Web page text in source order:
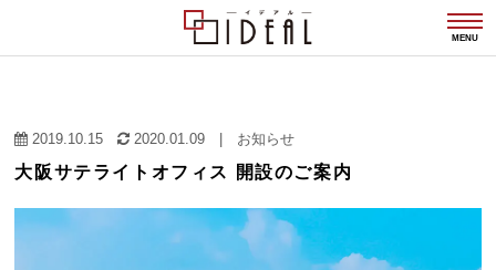
MENU
2019.10.15 2020.01.09 お知らせ
大阪サテライトオフィス 開設のご案内